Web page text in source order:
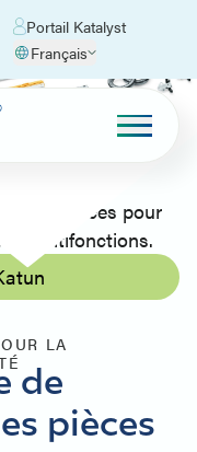
Portail Katalyst
Français
et
le
de pièces pour
multifonctions.
LA
de
pièces